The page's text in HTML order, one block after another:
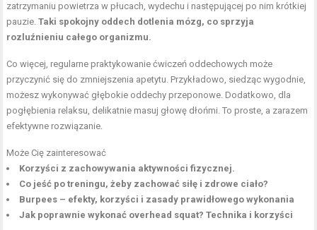
zatrzymaniu powietrza w płucach, wydechu i następującej po nim krótkiej
pauzie.Taki spokojny oddech dotlenia mózg, co sprzyja
rozluźnieniu całego organizmu.
Co więcej, regularne praktykowanie ćwiczeń oddechowych może
przyczynić się do zmniejszenia apetytu. Przykładowo, siedząc wygodnie,
możesz wykonywać głębokie oddechy przeponowe. Dodatkowo, dla
pogłębienia relaksu, delikatnie masuj głowę dłońmi. To proste, a zarazem
efektywne rozwiązanie.
Może Cię zainteresować
Korzyści z zachowywania aktywności fizycznej.
Co jeść po treningu, żeby zachować siłę i zdrowe ciało?
Burpees – efekty, korzyści i zasady prawidłowego wykonania
Jak poprawnie wykonać overhead squat? Technika i korzyści